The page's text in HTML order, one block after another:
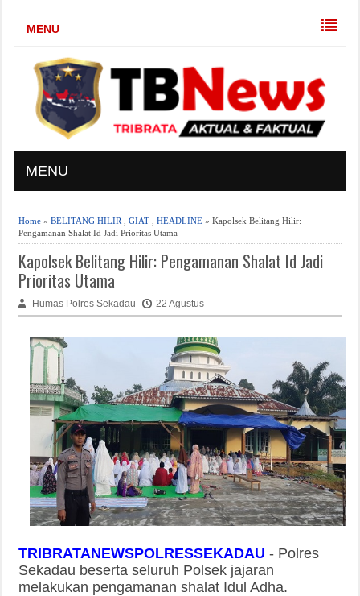
MENU
MENU
Home» BELITANG HILIR GIAT, HEADLINE» Kapolsek Belitang Hilir:
Pengamanan Shalat Id Jadi Prioritas Utama
Kapolsek Belitang Hilir: Pengamanan Shalat Id Jadi
Prioritas Utama
Humas Polres Sekadau 22 Agustus
TRIBRATANEWSPOLRESSEKADAU - Polres
Sekadau beserta seluruh Polsek jajaran
melakukan pengamanan shalat Idul Adha.